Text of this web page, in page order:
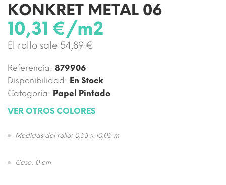
KONKRET METAL 06
10,31 €/m2
El rollo sale 54,89 €
Referencia: 879906
Disponibilidad: En Stock
Categoría: Papel Pintado
VER OTROS COLORES
Medidas del rollo: 0,53 x 10,05 m
Case: 0 cm